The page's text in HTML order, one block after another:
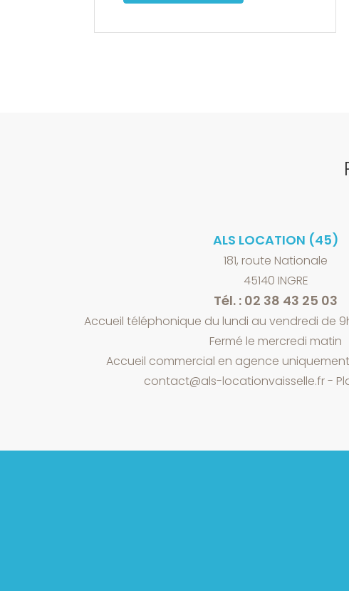
ALS LOCATION (45)
181, route Nationale
45140 INGRE
Tél. : 02 38 43 25 03
Accueil téléphonique du lundi au vendredi de 9h
Fermé le mercredi matin
Accueil commercial en agence
contact@als-locationvaisselle.fr-